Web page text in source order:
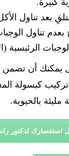
كبيرة.
بعد تناول
تناول
الرئيسية
يمكنك أن
تركيب كبسولة
مليئة بالحيوية.
استفسارك لدكتور